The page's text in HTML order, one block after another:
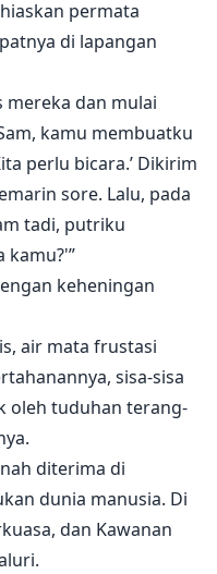
permata
di lapangan
mereka dan mulai
kamu membuatku
perlu bicara.’ Dikirim
sore. Lalu, pada
tadi, putriku
kamu?'”
keheningan
air mata frustasi
sisa-sisa
oleh tuduhan terang-
diterima di
dunia manusia. Di
dan Kawanan